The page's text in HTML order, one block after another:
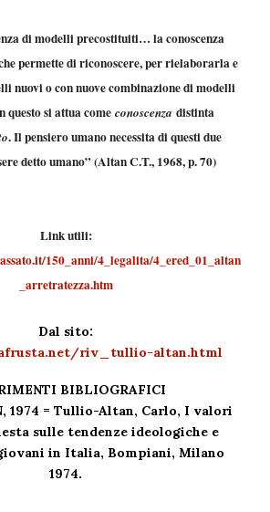
di modelli precostituiti… la conoscenza
permette di riconoscere, per rielaborarla e
nuovi o con nuove combinazione di modelli
questo si attua come conoscenza distinta
. Il pensiero umano necessita di questi due
detto umano” (Altan C.T., 1968, p. 70)
Link utili:
150_anni/4_legalita/4_ered_01_altan
_arretratezza.htm
Dal sito:
riv_tullio-altan.html
BIBLIOGRAFICI
1974 = Tullio-Altan, Carlo, I valori
sulle tendenze ideologiche e
in Italia, Bompiani, Milano
1974.